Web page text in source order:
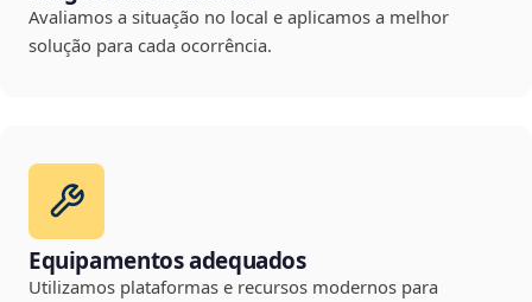
Avaliamos a situação no local e aplicamos a melhor
solução para cada ocorrência.
Equipamentos adequados
Utilizamos plataformas e recursos modernos para